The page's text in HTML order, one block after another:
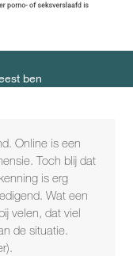
ben
Online is een
Toch blij dat
is erg
Wat een
velen, dat viel
de situatie.